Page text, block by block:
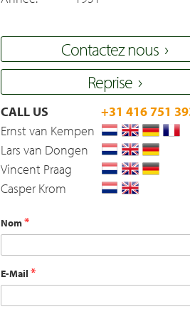
Contactez nous
Reprise
CALL US
+31 416 751
Ernst van Kempen
Lars van Dongen
Vincent Praag
Casper Krom
Nom
E-Mail